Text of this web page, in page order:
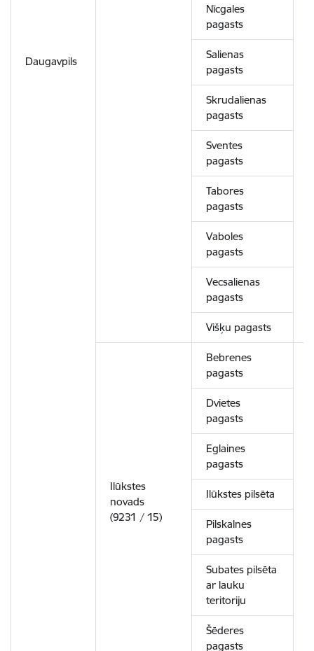
Daugavpils
Nīcgales
pagasts
Salienas
pagasts
Skrudalienas
pagasts
Sventes
pagasts
Tabores
pagasts
Vaboles
pagasts
Vecsalienas
pagasts
Višķu pagasts
Ilūkstes
novads
(9231 / 15)
Bebrenes
pagasts
Dvietes
pagasts
Eglaines
pagasts
Ilūkstes pilsēta
Pilskalnes
pagasts
Subates pilsēta
ar lauku
teritoriju
Šēderes
pagasts